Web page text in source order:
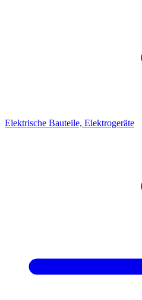
Elektrische Bauteile, Elektrogeräte